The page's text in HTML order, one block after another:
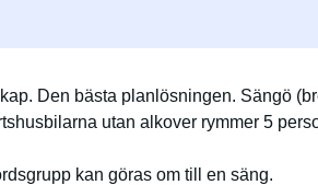
Den bästa planlösningen. Sängö
utan alkover rymmer 5
kan göras om till en säng.